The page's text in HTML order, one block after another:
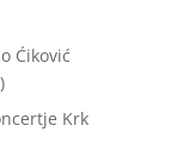
Ćiković
Krk